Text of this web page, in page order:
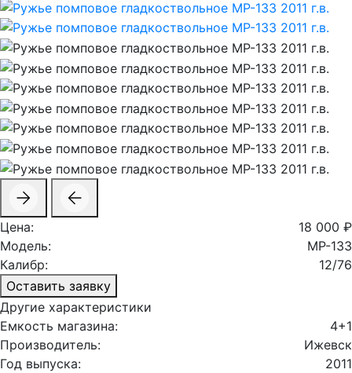
Цена:
18 000 ₽
Модель:
МР-133
Калибр:
12/76
Оставить заявку
Другие характеристики
Емкость магазина:
4+1
Производитель:
Ижевск
Год выпуска:
2011